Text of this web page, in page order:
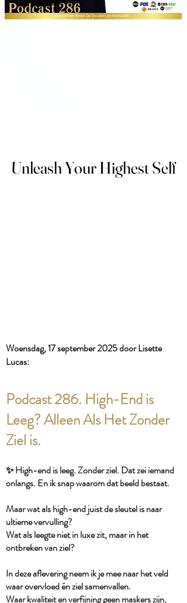
Unleash Your Highest Self
Unleash Your Highest Self
​Woensdag, 17 september2025 door Lisette
Lucas:​
Podcast 286. High-End is
Leeg? Alleen Als Het Zonder
Ziel is.
✨ High-end is leeg. Zonder ziel. Dat zei iemand
onlangs. En ik snap waarom dat beeld bestaat.
Maar wat als high-end juist de sleutel is naar
ultieme vervulling?
Wat als leegte niet in luxe zit, maar in het
ontbreken van ziel?
In deze aflevering neem ik je mee naar het veld
waar overvloed én ziel samenvallen.
Waar kwaliteit en verfijning geen maskers zijn,